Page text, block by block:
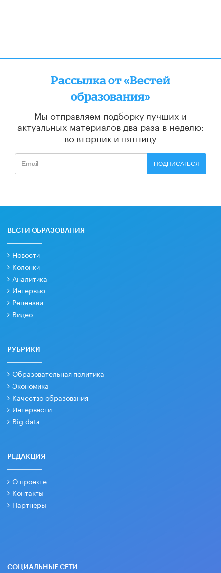
Рассылка от «Вестей
образования»
Мы отправляем подборку лучших и
актуальных материалов два раза в неделю:
во вторник и пятницу
ПОДПИСАТЬСЯ
ВЕСТИ ОБРАЗОВАНИЯ
Новости
Колонки
Аналитика
Интервью
Рецензии
Видео
РУБРИКИ
Образовательная политика
Экономика
Качество образования
Интервести
Big data
РЕДАКЦИЯ
О проекте
Контакты
Партнеры
СОЦИАЛЬНЫЕ СЕТИ